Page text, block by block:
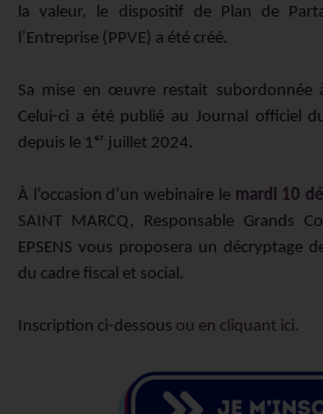
la valeur, le dispositif de Plan de
l’Entreprise (PPVE) a été créé.
Sa mise en œuvre restait subordonnée
Celui-ci a été publié au Journal officiel
depuis le 1ᵉʳ juillet 2024.
À l’occasion d’un webinaire le mardi 10
SAINT MARCQ, Responsable Grands
EPSENS vous proposera un décryptage
du cadre fiscal et social.
Inscription ci-dessous ou en cliquant ici.